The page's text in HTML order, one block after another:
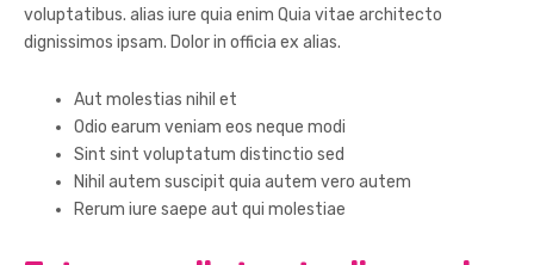
voluptatibus. alias iure quia enim Quia vitae architecto
dignissimos ipsam. Dolor in officia ex alias.
Aut molestias nihil et
Odio earum veniam eos neque modi
Sint sint voluptatum distinctio sed
Nihil autem suscipit quia autem vero autem
Rerum iure saepe aut qui molestiae